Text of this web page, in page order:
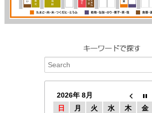
2026年 8月
日
月 火 水 木 金